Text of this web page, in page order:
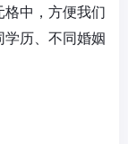
中，方便我们
历、不同婚姻